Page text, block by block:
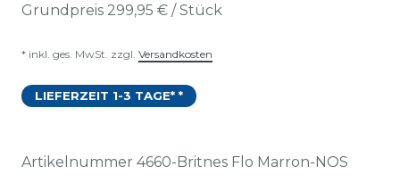
Grundpreis 299,95 € / Stück
* inkl. ges. MwSt. zzgl. Versandkosten
LIEFERZEIT 1-3 TAGE* *
Artikelnummer 4660-Britnes Flo Marron-NOS